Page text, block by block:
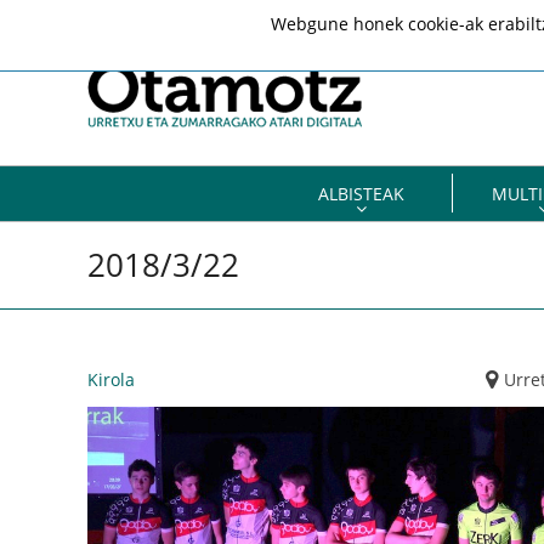
ALBISTEAK
2018/3/22
Kirola
Webgune honek cookie-ak